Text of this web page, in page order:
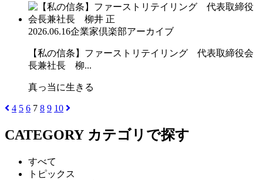
2026.06.16企業家倶楽部アーカイブ
【私の信条】ファーストリテイリング 代表取締役会
長兼社長 柳...
真っ当に生きる
4 5 6 7 8 9 10
CATEGORY カテゴリで探す
すべて
トピックス